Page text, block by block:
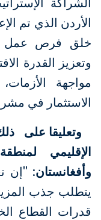
الأردن الذي تم
خلق فرص عمل
وتعزيز القدرة
مواجهة
الاستثمار في
وتعليقا على
الإقليمي
وأفغانستان: "إن
يتطلب جذب
قدرات القطاع